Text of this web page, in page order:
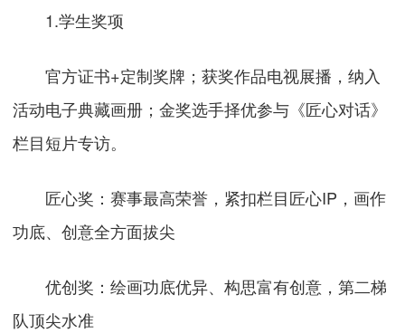
1.学生奖项
官方证书+定制奖牌；获奖作品电视展播，纳入
活动电子典藏画册；金奖选手择优参与《匠心对话》
栏目短片专访。
匠心奖：赛事最高荣誉，紧扣栏目匠心IP，画作
功底、创意全方面拔尖
优创奖：绘画功底优异、构思富有创意，第二梯
队顶尖水准